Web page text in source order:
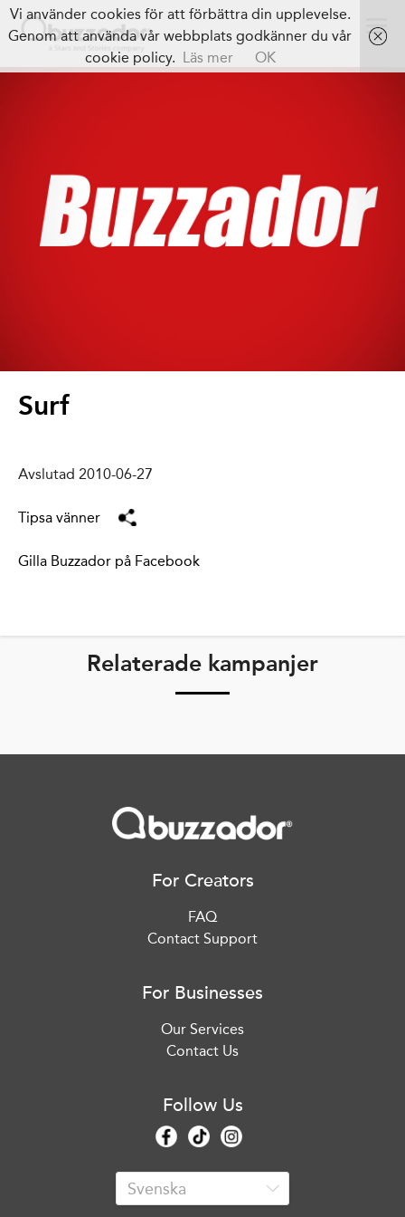
Surf
Avslutad 2010-06-27
Tipsa vänner
Gilla Buzzador på Facebook
Relaterade kampanjer
For Creators
FAQ
Contact Support
For Businesses
Our Services
Contact Us
Follow Us
Vi använder cookies för att förbättra din upplevelse.
Genom att använda vår webbplats godkänner du vår
cookie policy. Läs mer OK